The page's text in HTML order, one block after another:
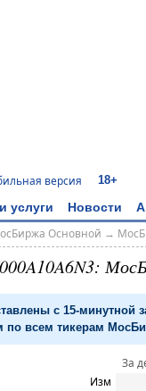
версия 18+
услуги Новости
Основной →
с 15-минутной
всем тикерам
За
Изм